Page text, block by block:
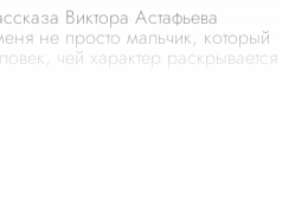
Виктора Астафьева
не просто мальчик, который
чей характер раскрывается